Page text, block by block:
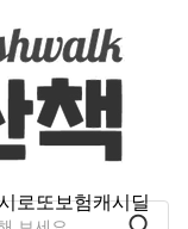
로또보험캐시딜